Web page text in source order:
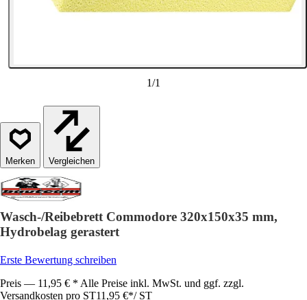
1/1
Vergleichen
Wasch-/Reibebrett Commodore 320x150x35 mm,
Hydrobelag gerastert
Erste Bewertung schreiben
Preis — 11,95 € * Alle Preise inkl. MwSt. und ggf. zzgl.
Versandkosten pro ST11,95 €*/ ST